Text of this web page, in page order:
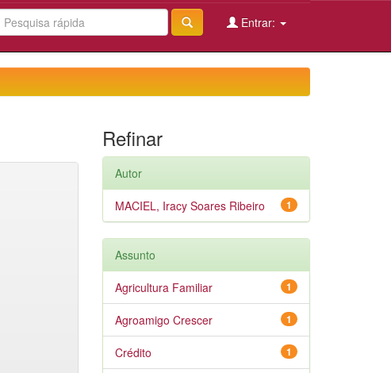
Entrar:
Refinar
Autor
1
MACIEL, Iracy Soares Ribeiro
Assunto
1
Agricultura Familiar
1
Agroamigo Crescer
1
Crédito